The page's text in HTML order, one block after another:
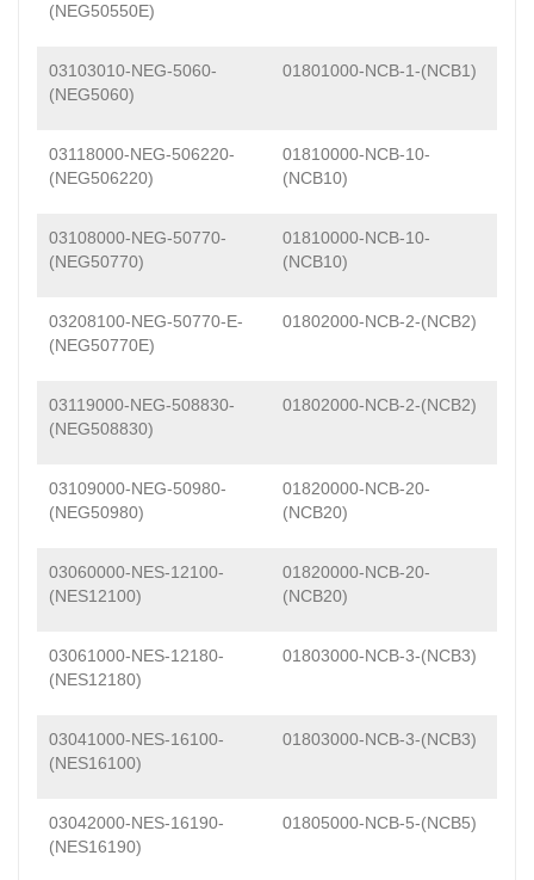
(NEG50550E)
03103010-NEG-5060-
(NEG5060)
01801000-NCB-1-(NCB1)
03118000-NEG-506220-
(NEG506220)
01810000-NCB-10-
(NCB10)
03108000-NEG-50770-
(NEG50770)
01810000-NCB-10-
(NCB10)
03208100-NEG-50770-E-
(NEG50770E)
01802000-NCB-2-(NCB2)
03119000-NEG-508830-
(NEG508830)
01802000-NCB-2-(NCB2)
03109000-NEG-50980-
(NEG50980)
01820000-NCB-20-
(NCB20)
03060000-NES-12100-
(NES12100)
01820000-NCB-20-
(NCB20)
03061000-NES-12180-
(NES12180)
01803000-NCB-3-(NCB3)
03041000-NES-16100-
(NES16100)
01803000-NCB-3-(NCB3)
03042000-NES-16190-
(NES16190)
01805000-NCB-5-(NCB5)